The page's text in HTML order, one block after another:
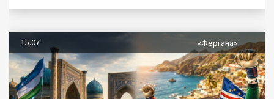
15.07 «Фергана»